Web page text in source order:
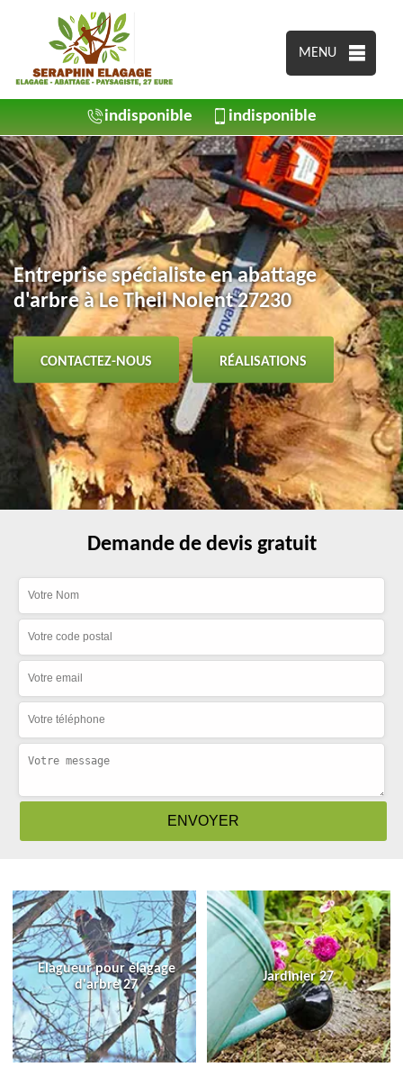
MENU
indisponible indisponible
Entreprise spécialiste en abattage
d'arbre à Le Theil Nolent 27230
CONTACTEZ-NOUS RÉALISATIONS
Demande de devis gratuit
Elagueur pour élagage
d'arbre 27
Jardinier 27